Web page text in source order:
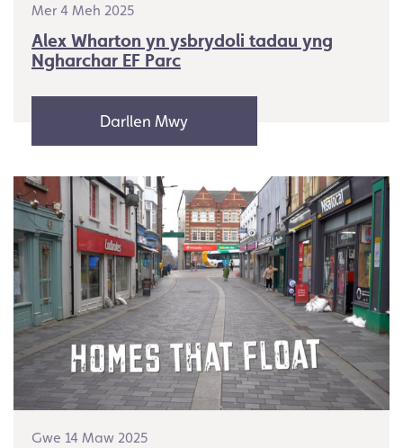
Mer 4 Meh 2025
Alex Wharton yn ysbrydoli tadau yng
Ngharchar EF Parc
Darllen Mwy
Gwe 14 Maw 2025